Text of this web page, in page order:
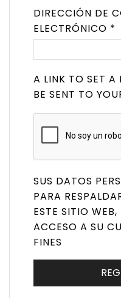
DIRECCIÓN DE
ELECTRÓNICO *
A LINK TO SET A
BE SENT TO
SUS DATOS
PARA
ESTE SITIO
ACCESO A SU
FINES